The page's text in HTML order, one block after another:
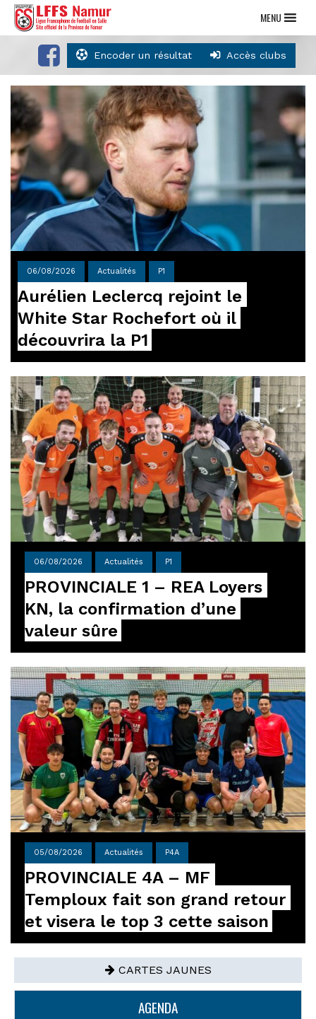
Encoder un résultat Accès clubs
MENU
06/08/2026 Actualités P1
Aurélien Leclercq rejoint le
White Star Rochefort où il
découvrira la P1
06/08/2026 Actualités P1
PROVINCIALE 1 – REA Loyers
KN, la confirmation d’une
valeur sûre
05/08/2026 Actualités P4A
PROVINCIALE 4A – MF
Temploux fait son grand retour
et visera le top 3 cette saison
CARTES JAUNES
AGENDA